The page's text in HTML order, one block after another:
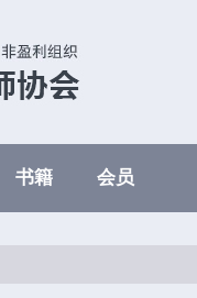
书籍 会员